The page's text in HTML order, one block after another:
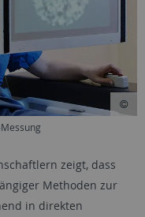
zeigt, dass
Methoden zur
in direkten